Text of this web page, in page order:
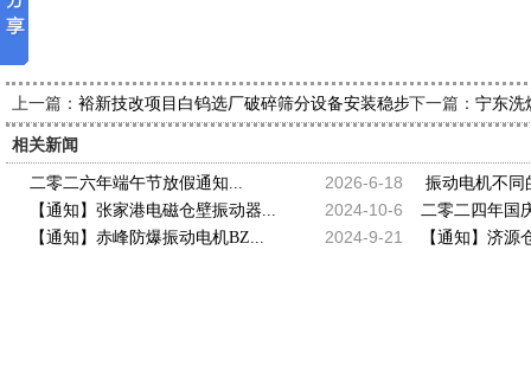
上一篇： 裕新技改项目白钨选厂破碎筛分设备安装稳步推进
下一篇： 宁东洗
相关新闻
2026-6-18
二零二六年端午节放假通知... 振动电机不同
2024-10-6
【通知】张家港电磁仓壁振动器... 二零二四年国
2024-9-21
【通知】赤峰防爆振动电机BZ... 【通知】济源